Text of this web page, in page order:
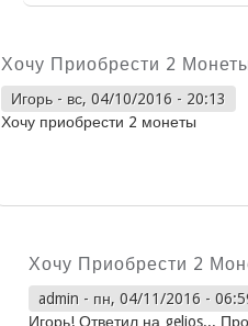
Хочу Приобрести 2
Игорь - вс, 04/10/2016 - 20:13
Хочу приобрести 2 монеты
Хочу Приобрести 2
admin - пн, 04/11/2016 -
Игорь! Ответил на gelios...